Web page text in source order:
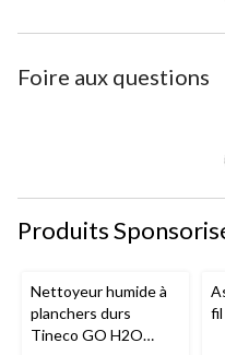
Foire aux questions
Produits
Nettoyeur humide à
planchers durs
Tineco GO H2O
fil